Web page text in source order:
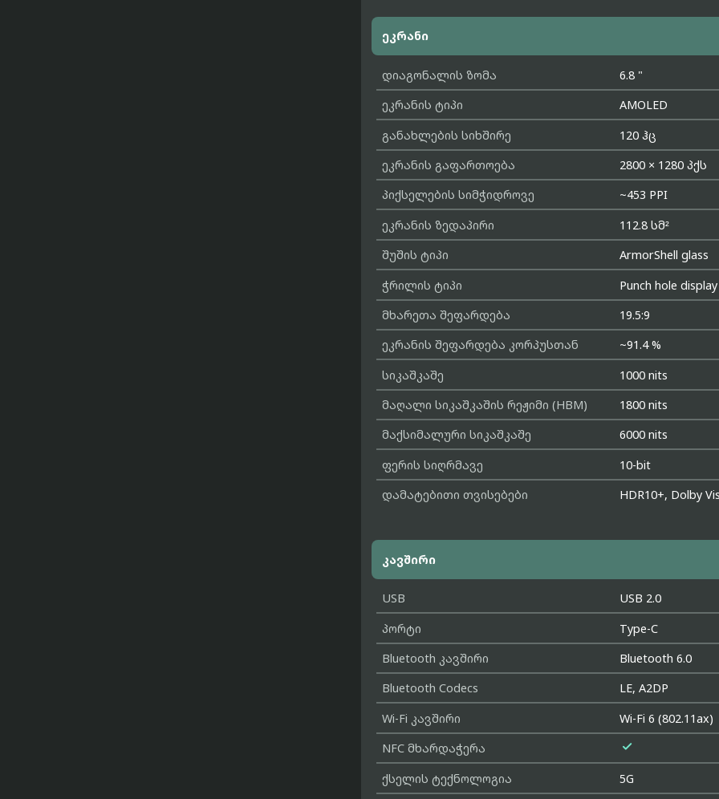
ეკრანი
დიაგონალის ზომა
6.8 "
ეკრანის ტიპი
AMOLED
განახლების სიხშირე
120 ჰც
ეკრანის გაფართოება
2800 × 1280 პქს
პიქსელების სიმჭიდროვე
~453 PPI
ეკრანის ზედაპირი
112.8 სმ²
შუშის ტიპი
ArmorShell glass
ჭრილის ტიპი
Punch hole display
მხარეთა შეფარდება
19.5:9
ეკრანის შეფარდება კორპუსთან
~91.4 %
სიკაშკაშე
1000 nits
მაღალი სიკაშკაშის რეჟიმი (HBM)
1800 nits
მაქსიმალური სიკაშკაშე
6000 nits
ფერის სიღრმავე
10-bit
დამატებითი თვისებები
HDR10+, Dolby
კავშირი
USB
USB 2.0
პორტი
Type-C
Bluetooth კავშირი
Bluetooth 6.0
Bluetooth Codecs
LE, A2DP
Wi-Fi კავშირი
Wi-Fi 6 (802.11ax)
NFC მხარდაჭერა

ქსელის ტექნოლოგია
5G